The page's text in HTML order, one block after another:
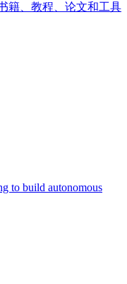
籍、教程、论文和工具
to build autonomous